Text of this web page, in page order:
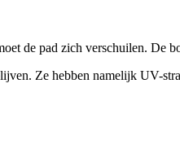
de pad zich verschuilen. De
Ze hebben namelijk UV-